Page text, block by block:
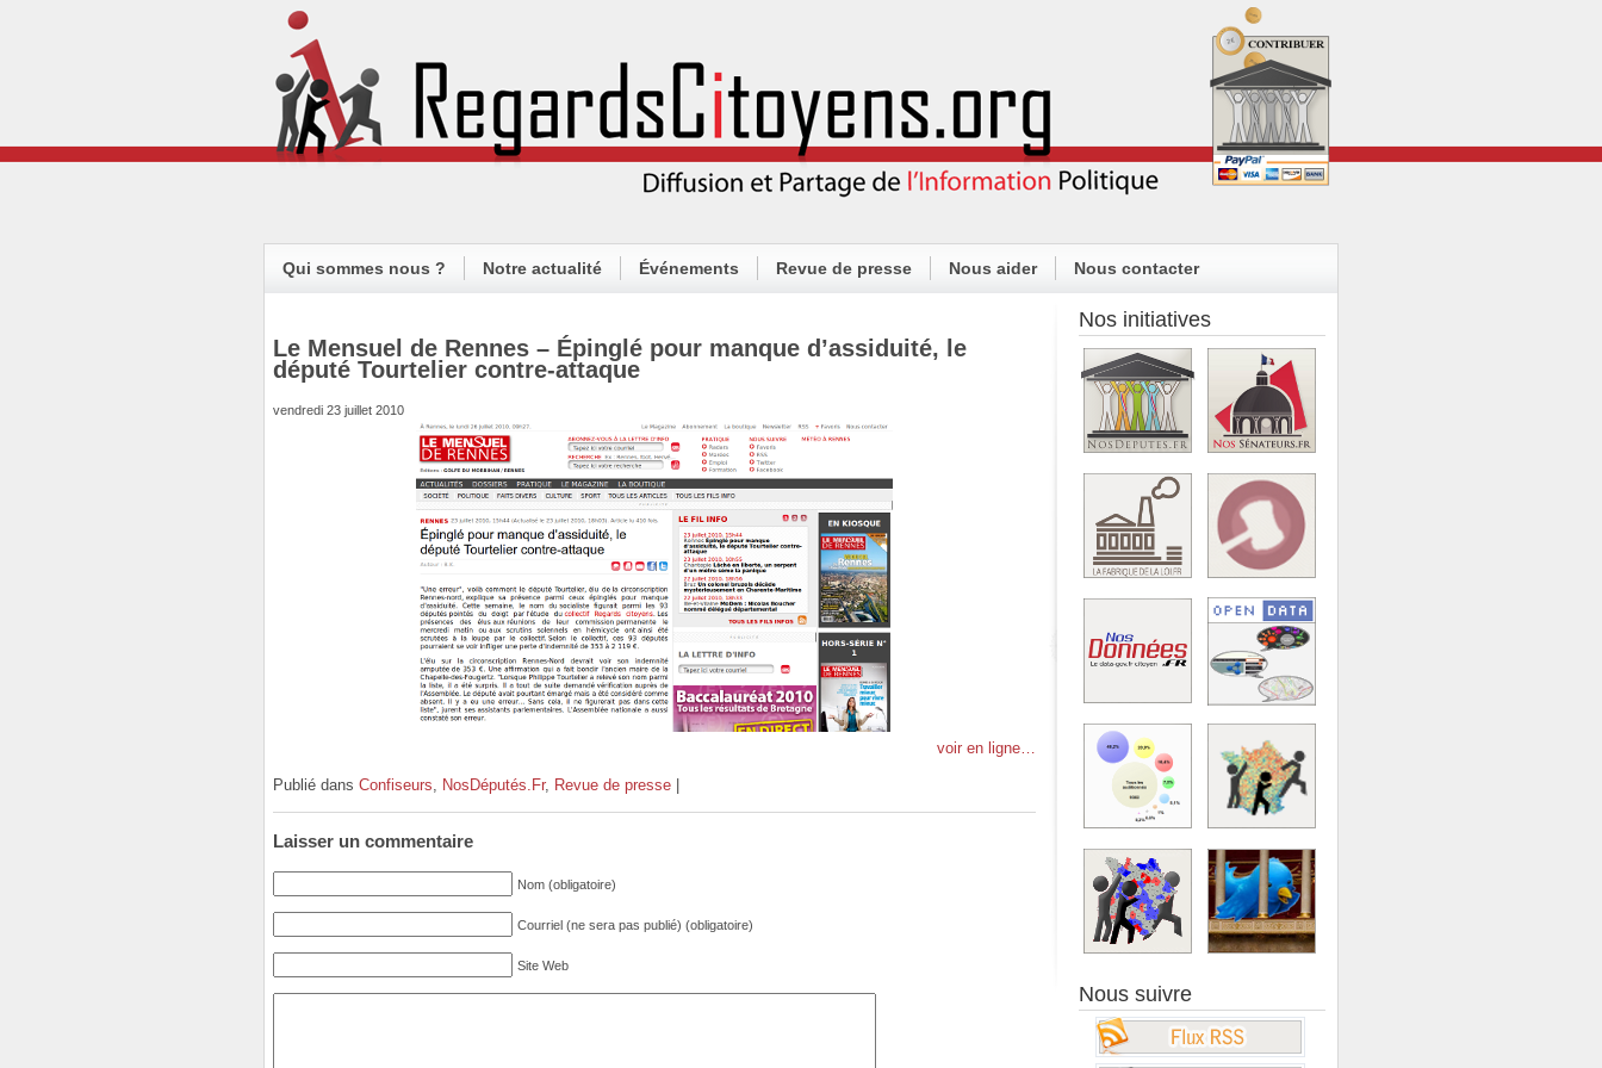
Qui sommes nous ? Notre actualité Événements Revue de presse Nous aider Nous contacter
Le Mensuel de Rennes – Épinglé pour manque d’assiduité, le
député Tourtelier contre-attaque
vendredi 23 juillet 2010
voir en ligne…
Publié dans Confiseurs, NosDéputés.Fr, Revue de presse
Laisser un commentaire
Nom (obligatoire)
Courriel (ne sera pas publié) (obligatoire)
Site Web
Nos initiatives
Nous suivre